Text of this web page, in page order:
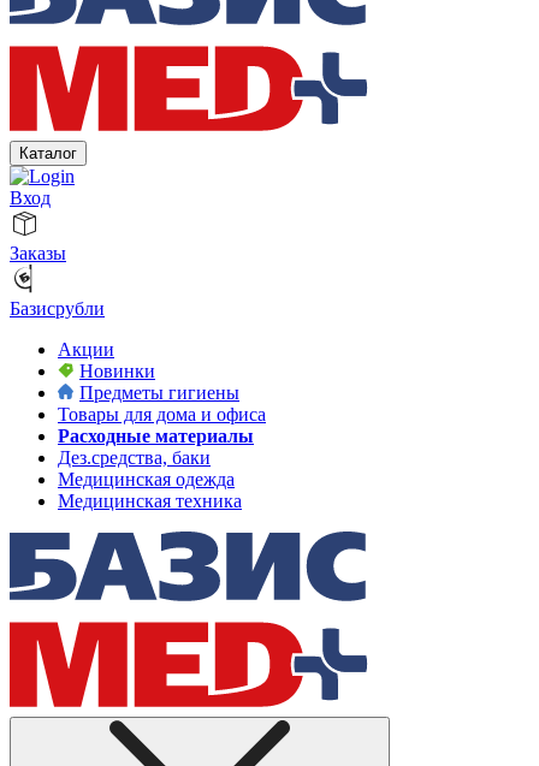
Каталог
Вход
Заказы
Базисрубли
Акции
Новинки
Предметы гигиены
Товары для дома и офиса
Расходные материалы
Дез.средства, баки
Медицинская одежда
Медицинская техника